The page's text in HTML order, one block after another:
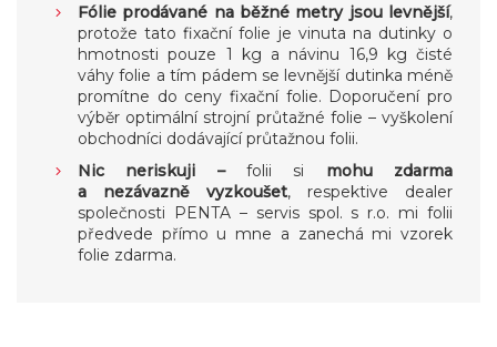
Fólie prodávané na běžné metry jsou levnější,
protože tato fixační folie je vinuta na dutinky o
hmotnosti pouze 1 kg a návinu 16,9 kg čisté
váhy folie a tím pádem se levnější dutinka méně
promítne do ceny fixační folie. Doporučení pro
výběr optimální strojní průtažné folie – vyškolení
obchodníci dodávající průtažnou folii.
Nic neriskuji – folii si mohu zdarma
a nezávazně vyzkoušet, respektive dealer
společnosti PENTA – servis spol. s r.o. mi folii
předvede přímo u mne a zanechá mi vzorek
folie zdarma.